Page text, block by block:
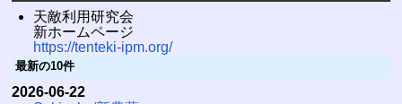
天敵利用研究会
新ホームページ
https://tenteki-ipm.org/
最新の10件
2026-06-22